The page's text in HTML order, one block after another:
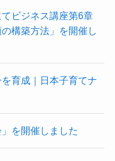
ビジネス講座第6章
構築方法」を開催し
育成｜日本子育てナ
を開催しました